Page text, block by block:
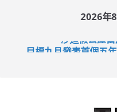
2026年8
涉造假公屋